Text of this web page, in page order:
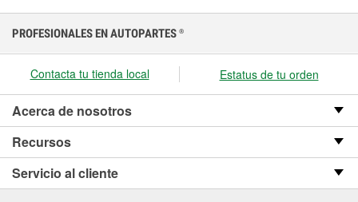
PROFESIONALES EN AUTOPARTES ®
Contacta tu tienda local Estatus de tu orden
Acerca de nosotros
Recursos
Servicio al cliente